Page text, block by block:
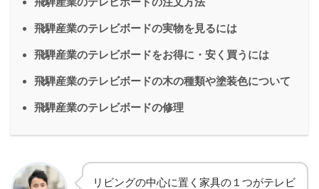
飛騨産業のテレビボードの実物を見るには
飛騨産業のテレビボードをお得に・安く買うには
飛騨産業のテレビボードの木の種類や塗装色について
飛騨産業のテレビボードの修理
リビングの中心に置く家具の１つがテレビ